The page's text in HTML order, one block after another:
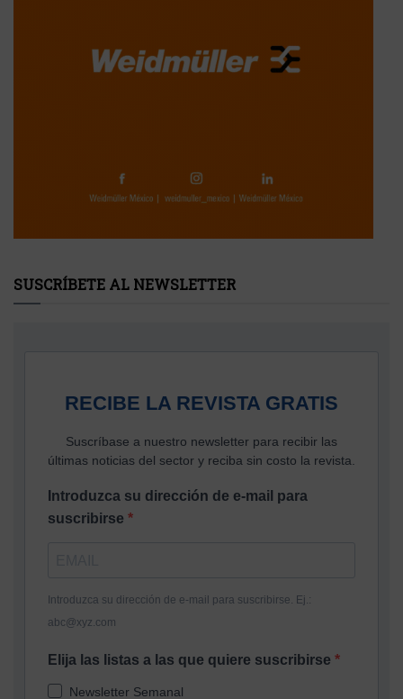
SUSCRÍBETE AL NEWSLETTER
RECIBE LA REVISTA GRATIS
Suscríbase a nuestro newsletter para recibir las
últimas noticias del sector y reciba sin costo la revista.
Introduzca su dirección de e-mail para
suscribirse
Introduzca su dirección de e-mail para suscribirse. Ej.:
abc@xyz.com
Elija las listas a las que quiere suscribirse
Newsletter Semanal